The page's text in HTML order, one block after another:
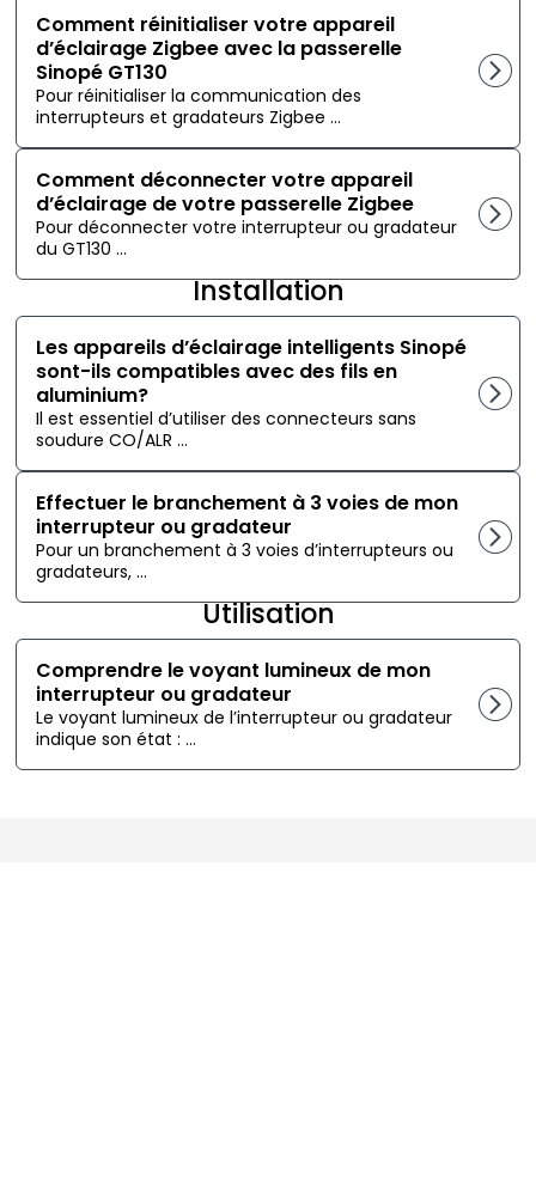
Comment réinitialiser votre appareil
d’éclairage Zigbee avec la passerelle
Sinopé GT130
Pour réinitialiser la communication des
interrupteurs et gradateurs Zigbee ...
Comment déconnecter votre appareil
d’éclairage de votre passerelle Zigbee
Pour déconnecter votre interrupteur ou gradateur
du GT130 ...
Installation
Les appareils d’éclairage intelligents Sinopé
sont-ils compatibles avec des fils en
aluminium?
Il est essentiel d’utiliser des connecteurs sans
soudure CO/ALR ...
Effectuer le branchement à 3 voies de mon
interrupteur ou gradateur
Pour un branchement à 3 voies d’interrupteurs ou
gradateurs, ...
Utilisation
Comprendre le voyant lumineux de mon
interrupteur ou gradateur
Le voyant lumineux de l’interrupteur ou gradateur
indique son état : ...